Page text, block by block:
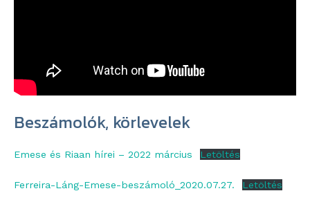
Beszámolók, körlevelek
Emese és Riaan hírei – 2022 március Letöltés
Ferreira-Láng-Emese-beszámoló_2020.07.27. Letöltés